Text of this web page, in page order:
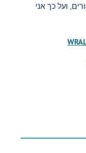
ועל כך אני